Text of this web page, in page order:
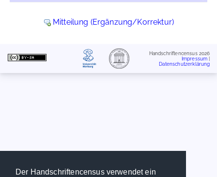
Der Handschriftencensus verwendet ein
Mitteilung (Ergänzung/Korrektur)
Handschriftencensus 2026
Impressum
Datenschutzerklärung